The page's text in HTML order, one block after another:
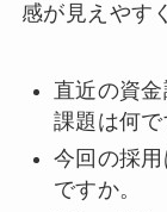
感が見えやす
直近の資
課題は何で
今回の採
ですか。